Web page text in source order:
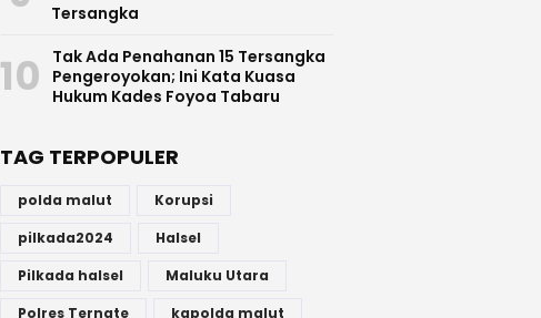
Tersangka
10
Tak Ada Penahanan 15 Tersangka
Pengeroyokan; Ini Kata Kuasa
Hukum Kades Foyoa Tabaru
TAG TERPOPULER
polda malut
Korupsi
pilkada2024
Halsel
Pilkada halsel
Maluku Utara
Polres Ternate
kapolda malut